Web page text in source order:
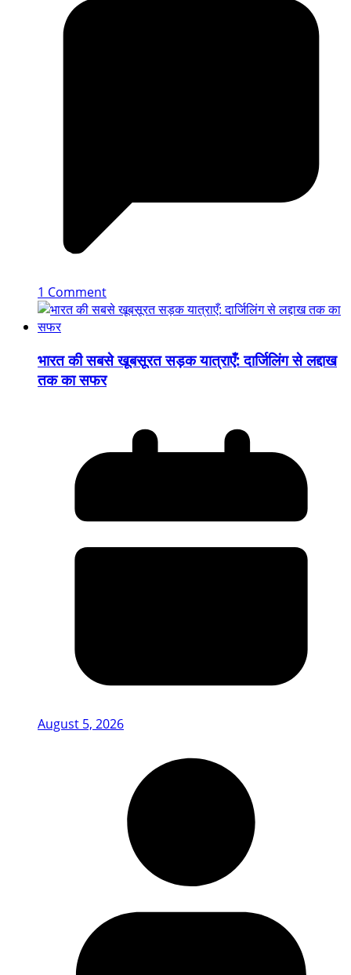
1 Comment
भारत की सबसे खूबसूरत सड़क यात्राएँ: दार्जिलिंग से लद्दाख
तक का सफर
August 5, 2026